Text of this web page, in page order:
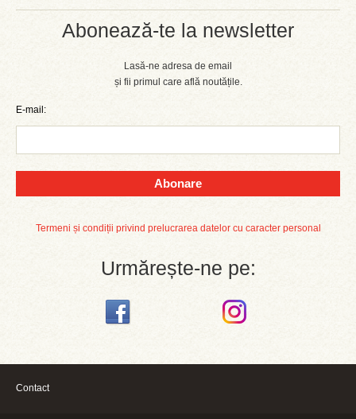
Abonează-te la newsletter
Lasă-ne adresa de email
și fii primul care află noutățile.
E-mail:
Abonare
Termeni și condiții privind prelucrarea datelor cu caracter personal
Urmărește-ne pe:
Contact